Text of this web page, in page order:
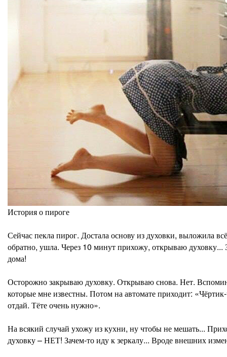
История о пироге
Сейчас пекла пирог. Достала основу из духовки, выложила
обратно, ушла. Через 10 минут прихожу, открываю
дома!
Осторожно закрываю духовку. Открываю снова. Нет.
которые мне известны. Потом на автомате приходит:
отдай. Тёте очень нужно».
На всякий случай ухожу из кухни, ну чтобы не мешать...
духовку – НЕТ! Зачем-то иду к зеркалу... Вроде внешних